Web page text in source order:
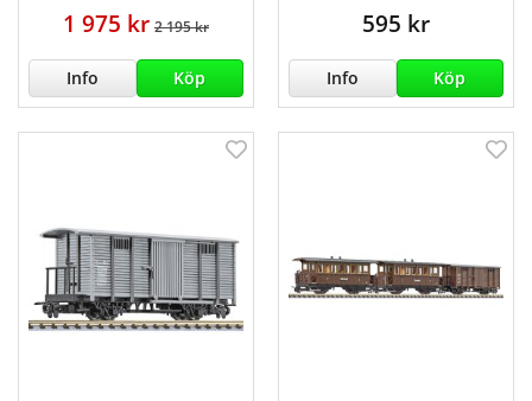
1 975 kr 2 195 kr
Info Köp
595 kr
Info Köp